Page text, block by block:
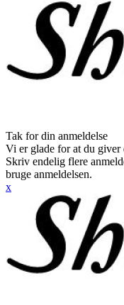
Tak for din anmeldelse
Vi er glade for at du giver
Skriv endelig flere
bruge anmeldelsen.
x